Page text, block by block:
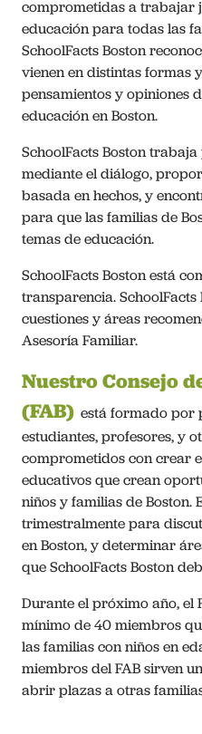
comprometidas a trabajar
educación para todas las
SchoolFacts Boston
vienen en distintas formas
pensamientos y opiniones
educación en Boston.
SchoolFacts Boston
mediante el diálogo,
basada en hechos, y
para que las familias de
temas de educación.
SchoolFacts Boston está
transparencia.
cuestiones y áreas
Asesoría Familiar.
Nuestro Consejo
(FAB) está formado por
estudiantes, profesores, y
comprometidos con crear
educativos que crean
niños y familias de Boston.
trimestralmente para
en Boston, y determinar
que SchoolFacts Boston
Durante el próximo año, el
mínimo de 40 miembros
las familias con niños en
miembros del FAB sirven
abrir plazas a otras